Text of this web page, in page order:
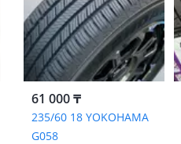
61 000 ₸
235/60 18 YOKOHAMA
G058